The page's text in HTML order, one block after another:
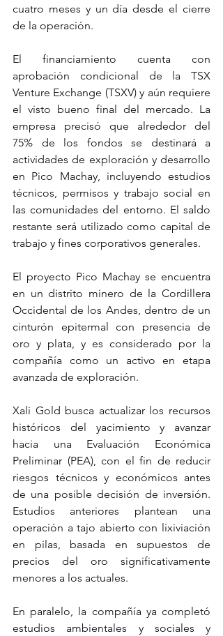
cuatro meses y un día desde el cierre
de la operación.
El financiamiento cuenta con
aprobación condicional de la TSX
Venture Exchange (TSXV) y aún requiere
el visto bueno final del mercado. La
empresa precisó que alrededor del
75% de los fondos se destinará a
actividades de exploración y desarrollo
en Pico Machay, incluyendo estudios
técnicos, permisos y trabajo social en
las comunidades del entorno. El saldo
restante será utilizado como capital de
trabajo y fines corporativos generales.
El proyecto Pico Machay se encuentra
en un distrito minero de la Cordillera
Occidental de los Andes, dentro de un
cinturón epitermal con presencia de
oro y plata, y es considerado por la
compañía como un activo en etapa
avanzada de exploración.
Xali Gold busca actualizar los recursos
históricos del yacimiento y avanzar
hacia una Evaluación Económica
Preliminar (PEA), con el fin de reducir
riesgos técnicos y económicos antes
de una posible decisión de inversión.
Estudios anteriores plantean una
operación a tajo abierto con lixiviación
en pilas, basada en supuestos de
precios del oro significativamente
menores a los actuales.
En paralelo, la compañía ya completó
estudios ambientales y sociales y